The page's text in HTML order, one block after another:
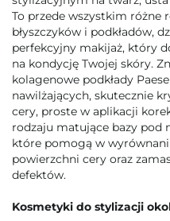
To przede wszystkim różne
błyszczyków i podkładów,
perfekcyjny makijaż, który
na kondycję Twojej skóry.
kolagenowe podkłady
nawilżających, skutecznie
cery, proste w aplikacji
rodzaju matujące bazy pod
które pomogą w
powierzchni cery oraz
defektów.
Kosmetyki do stylizacji